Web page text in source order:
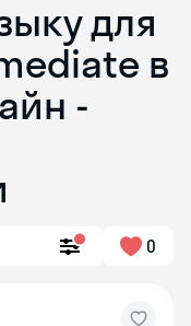
для
в
-
0